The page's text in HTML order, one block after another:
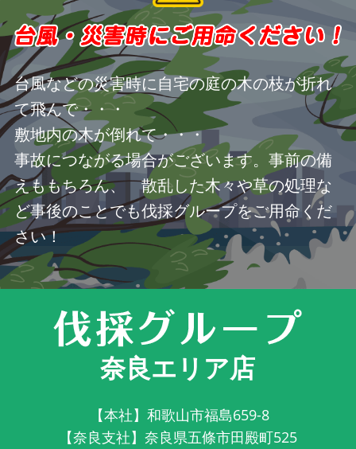
台風などの災害時に自宅の庭の木の枝が折れ
て飛んで・・・
敷地内の木が倒れて・・・
事故につながる場合がございます。事前の備
えももちろん、 散乱した木々や草の処理な
ど事後のことでも伐採グループをご用命くだ
さい！
奈良エリア店
【本社】和歌山市福島659-8
【奈良支社】奈良県五條市田殿町525